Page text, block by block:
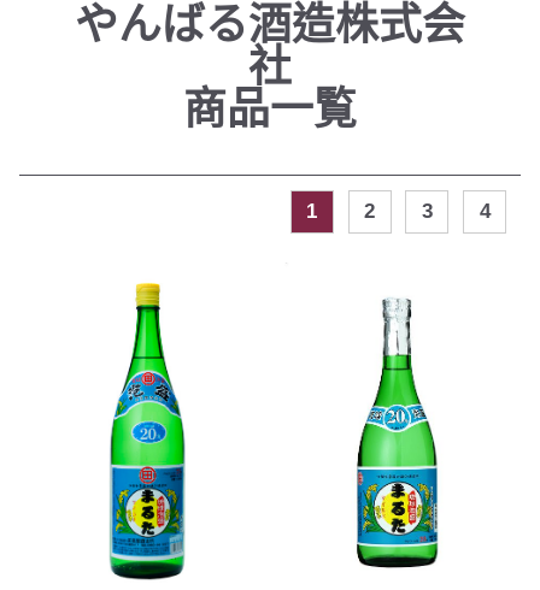
やんばる酒造株式会
社
商品一覧
1 2 3 4